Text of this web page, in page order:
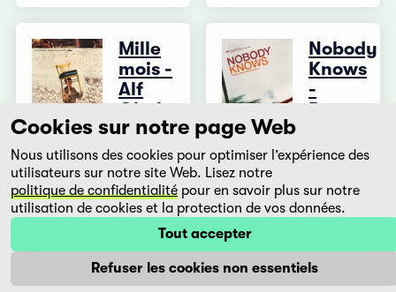
Mille
mois -
Alf
Chahr
Faouzi
Bensaidi
Maroc,
2003
Maroc, le
mois du
Nobody
Knows
-
Dare
shiranai
Kore-
eda
2004
En plein
Cookies sur notre page Web
Nous utilisons des cookies pour optimiser l’expérience des
utilisateurs sur notre site Web. Lisez notre
politique de confidentialité pour en savoir plus sur notre
utilisation de cookies et la protection de vos données.
Tout accepter
Refuser les cookies non essentiels